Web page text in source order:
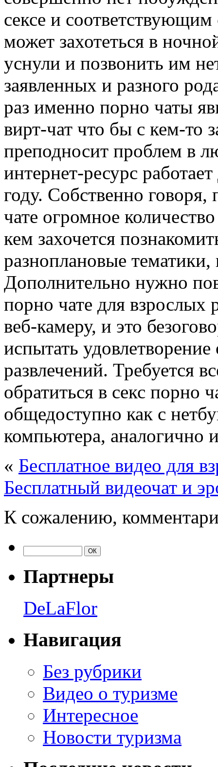
сексе и
может захотеться в
уснули и позвонить им
заявленных и разного
раз именно порно чаты
вирт-чат что бы с кем-то
преподносит проблем в
интернет-ресурс
году. Собственно говоря,
чате огромное
кем захочется
разноплановые тематики,
Дополнительно нужно
порно чате для взрослых
веб-камеру, и это
испытать
развлечений. Требуется
обратиться в секс порно
общедоступно как с
компьютера, аналогично
« Бесплатное видео для
Бесплатный видеочат и
К сожалению,
Партнеры
DeLaFlor
Навигация
Без рубрики
Видео о туризме
Интересное
Новости туризма